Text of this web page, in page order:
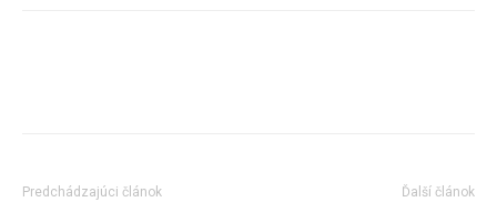
Predchádzajúci článok Ďalší článok